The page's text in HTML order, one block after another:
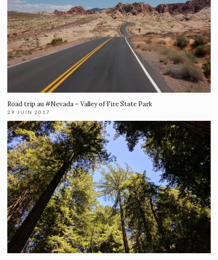
Road trip au #Nevada – Valley of Fire State Park
29 JUIN 2017